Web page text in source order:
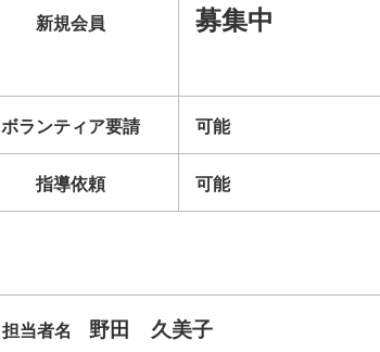
新規会員 募集中
ボランティア要請 可能
指導依頼 可能
担当者名 野田 久美子